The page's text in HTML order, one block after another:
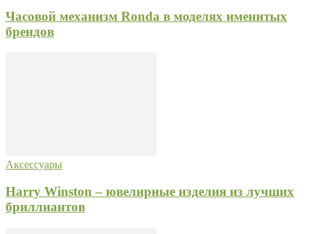
Часовой механизм Ronda в моделях именитых
брендов
Аксессуары
Harry Winston – ювелирные изделия из лучших
бриллиантов